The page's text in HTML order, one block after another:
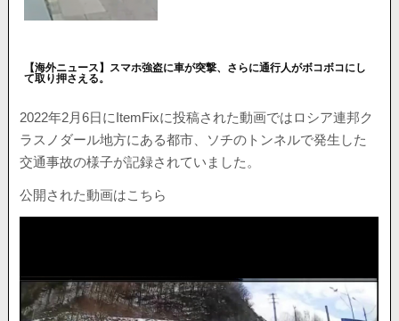
【海外ニュース】スマホ強盗に車が突撃、さらに通行人がボコボコにし
て取り押さえる。
2022年2月6日にItemFixに投稿された動画ではロシア連邦ク
ラスノダール地方にある都市、ソチのトンネルで発生した
交通事故の様子が記録されていました。
公開された動画はこちら